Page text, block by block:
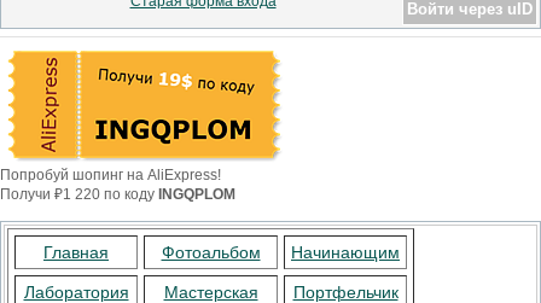
Войти через uID
Попробуй шопинг на AliExpress!
Получи ₽1 220 по коду INGQPLOM
Главная Фотоальбом Начинающим
Лаборатория Мастерская Портфельчик